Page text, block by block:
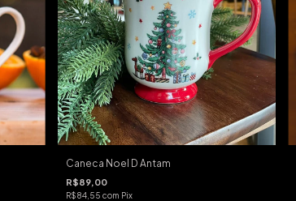
Caneca Noel D Antam
R$89,00
R$84,55 com Pix